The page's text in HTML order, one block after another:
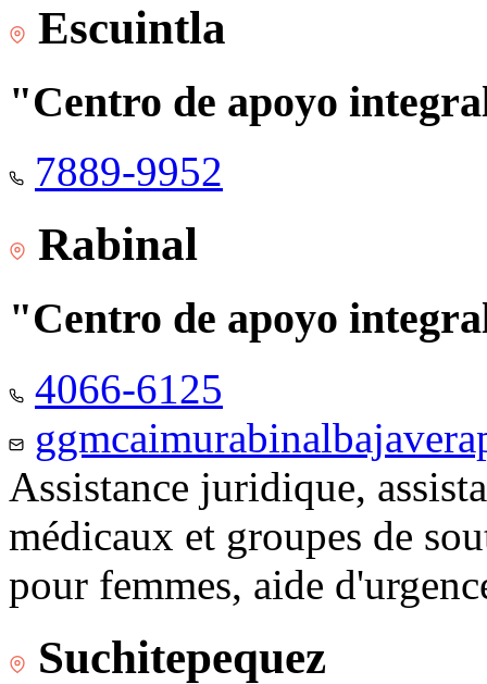
Escuintla
"Centro de apoyo
7889-9952
Rabinal
"Centro de apoyo
4066-6125
Assistance juridique,
médicaux et groupes de
pour femmes, aide
Suchitepequez